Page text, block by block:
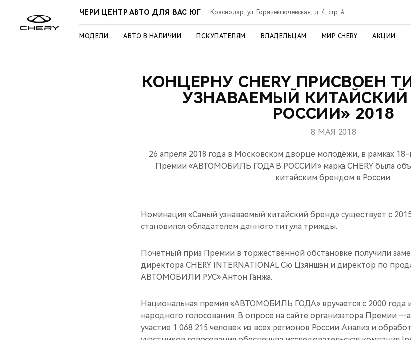
ЧЕРИ ЦЕНТР АВТО ДЛЯ ВАС ЮГ Краснодар, ул. Горячеключевская, д. 4, стр. А
МОДЕЛИ АВТО В НАЛИЧИИ ПОКУПАТЕЛЯМ ВЛАДЕЛЬЦАМ МИР CHERY АКЦИИ
КОНЦЕРНУ CHERY ПРИСВОЕН
УЗНАВАЕМЫЙ КИТАЙСКИЙ
РОССИИ» 2018
8 МАЯ 2018
26 апреля 2018 года в Московском дворце молодёжи, в рамках
Премии «АВТОМОБИЛЬ ГОДА В РОССИИ» марка CHERY была
китайским брендом в России.
Номинация «Самый узнаваемый китайский бренд» существует с
становился обладателем данного титула трижды.
Почетный приз Премии в торжественной обстановке получили
директора CHERY INTERNATIONAL Сю Цзяншэн и директор по
АВТОМОБИЛИ РУС» Антон Ганжа.
Национальная премия «АВТОМОБИЛЬ ГОДА» вручается с 2000 года и
народного голосования. В опросе на сайте организатора Премии
участие 1 068 215 человек из всех регионов России. Анализ и